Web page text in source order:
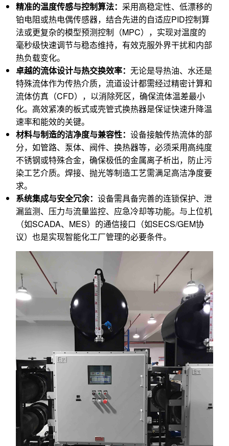
精准的温度传感与控制算法： 采用高稳定性、低漂移的
铂电阻或热电偶传感器，结合先进的自适应PID控制算
法或更复杂的模型预测控制（MPC），实现对温度的
毫秒级快速调节与稳态维持，有效克服外界干扰和内部
热负载变化。
卓越的流体设计与热交换效率： 无论是导热油、水还是
特殊流体作为传热介质，流道设计都需经过精密计算和
流体仿真（CFD），以消除死区，确保流体温差最小
化。高效紧凑的板式或壳管式换热器是保证快速升降温
速率和能效的关键。
材料与制造的洁净度与兼容性： 设备接触传热流体的部
分，如管路、泵体、阀件、换热器等，必须采用高纯度
不锈钢或特殊合金，确保极低的金属离子析出，防止污
染工艺介质。焊接、抛光等制造工艺需满足高洁净度要
求。
系统集成与安全冗余： 设备需具备完善的连锁保护、泄
漏监测、压力与流量监控、应急冷却等功能。与上位机
（如SCADA、MES）的通信接口（如SECS/GEM协
议）也是实现智能化工厂管理的必要条件。